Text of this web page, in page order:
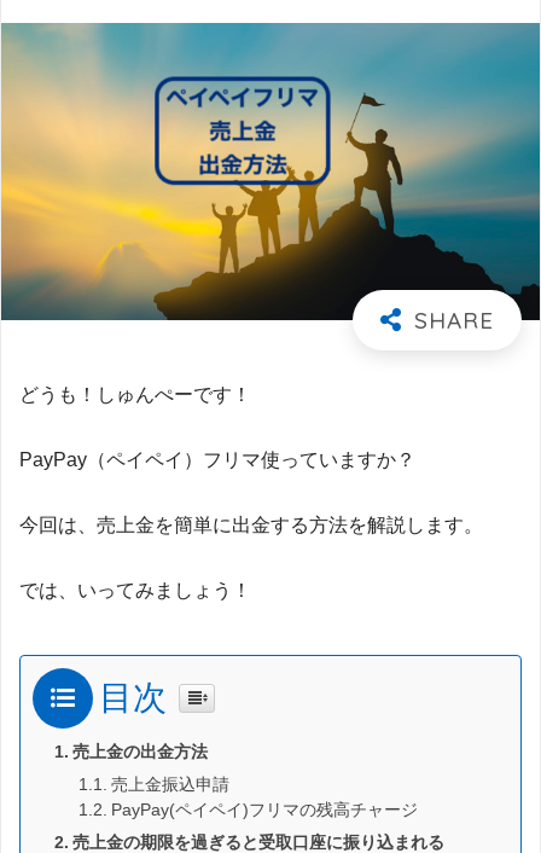
どうも！しゅんぺーです！
PayPay（ペイペイ）フリマ使っていますか？
今回は、売上金を簡単に出金する方法を解説します。
では、いってみましょう！
目次
売上金の出金方法
売上金振込申請
PayPay(ペイペイ)フリマの残高チャージ
売上金の期限を過ぎると受取口座に振り込まれる